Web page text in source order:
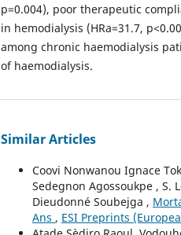
p=0.004), poor therapeutic
in hemodialysis (HRa=31.7,
among chronic haemodialysis
of haemodialysis.
Similar Articles
Coovi Nonwanou Ignace
Sedegnon Agossoukpe , S.
Dieudonné Soubejga ,
Ans , ESI Preprints